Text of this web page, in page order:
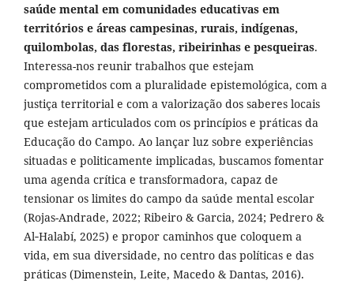
saúde mental em comunidades educativas em
territórios e áreas campesinas, rurais, indígenas,
quilombolas, das florestas, ribeirinhas e pesqueiras.
Interessa-nos reunir trabalhos que estejam
comprometidos com a pluralidade epistemológica, com a
justiça territorial e com a valorização dos saberes locais
que estejam articulados com os princípios e práticas da
Educação do Campo. Ao lançar luz sobre experiências
situadas e politicamente implicadas, buscamos fomentar
uma agenda crítica e transformadora, capaz de
tensionar os limites do campo da saúde mental escolar
(Rojas-Andrade, 2022; Ribeiro & Garcia, 2024; Pedrero &
Al‑Halabí, 2025) e propor caminhos que coloquem a
vida, em sua diversidade, no centro das políticas e das
práticas (Dimenstein, Leite, Macedo & Dantas, 2016).